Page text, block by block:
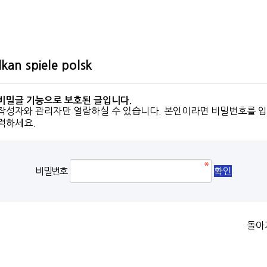
spiele polsk
밀글 기능으로 보호된 글입니다.
성자와 관리자만 열람하실 수 있습니다. 본인이라면 비밀번호를 입
하세요.
비밀번호
돌아